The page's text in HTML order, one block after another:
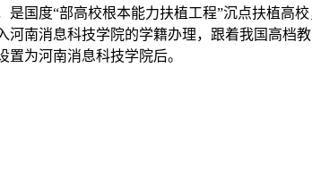
国度“部高校根本能力扶植工程”沉点扶植
南消息科技学院的学籍办理，跟着我国高
为河南消息科技学院后。